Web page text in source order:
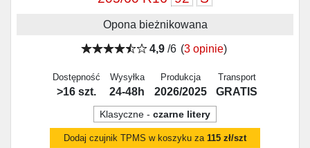
Opona bieżnikowana
4,9/6 (3 opinie)
Dostępność
>16 szt.
Wysyłka
24-48h
Produkcja
2026/2025
Transport
GRATIS
Klasyczne - czarne litery
Dodaj czujnik TPMS w koszyku za 115 zł/szt